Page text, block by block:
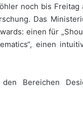
noch bis Freitag
Das
einen für
einen
Bereichen